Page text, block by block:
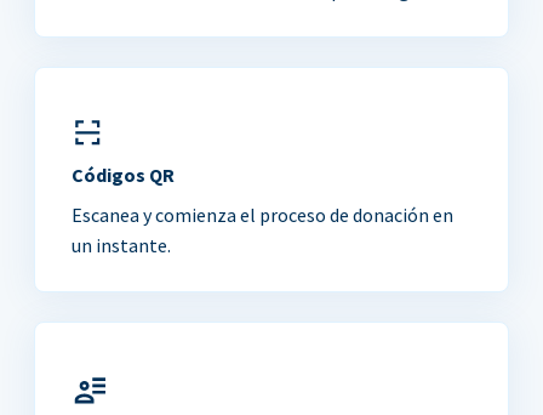
Códigos QR
Escanea y comienza el proceso de donación en
un instante.